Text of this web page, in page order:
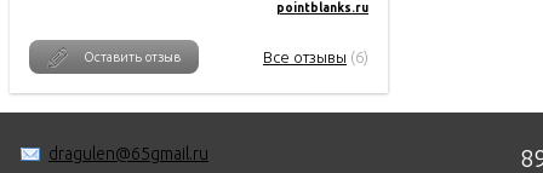
pointblanks.ru
Оставить отзыв Все отзывы (6)
dragulen@65gmail.ru